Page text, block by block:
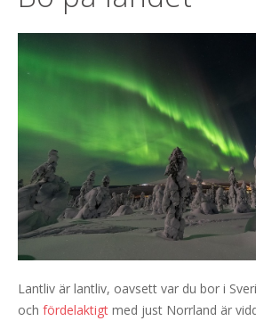
Lantliv är lantliv, oavsett var du bor i
och fördelaktigt med just Norrland är